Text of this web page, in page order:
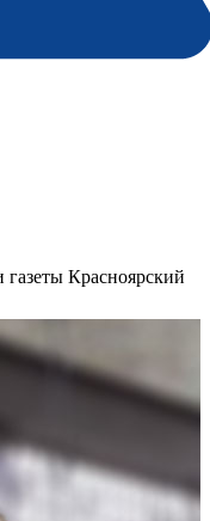
газеты Красноярский